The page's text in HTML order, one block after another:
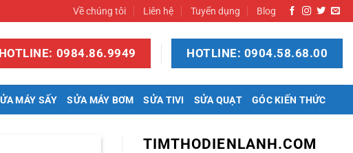
Về chúng tôi Liên hệ Tuyển dụng Blog
HOTLINE: 0984.86.9949 HOTLINE: 0904.58.68.00
MÁY SẤY SỬA MÁY BƠM SỬA TIVI SỬA QUẠT GÓC KIẾN THỨC
TIMTHODIENLANH.COM